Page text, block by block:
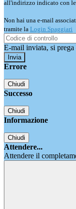
all'indirizzo indicato con
Non hai una e-mail
tramite la Login Spaggiari
E-mail inviata, si
Errore
Chiudi
Successo
Chiudi
Informazione
Chiudi
Attendere...
Attendere il